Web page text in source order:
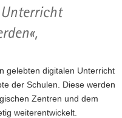
gelebten digitalen Unterricht
der Schulen. Diese werden
Zentren und dem
weiterentwickelt.